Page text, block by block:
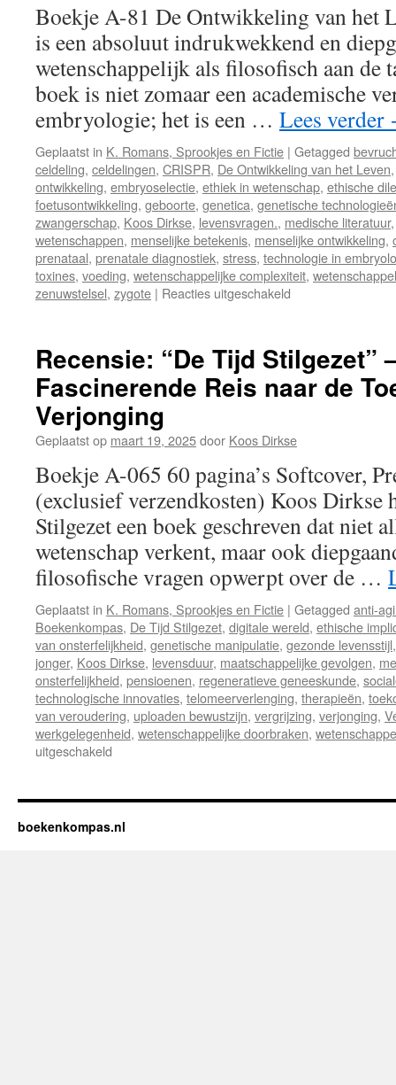
Boekje A-81 De Ontwikkeling van het
is een absoluut indrukwekkend en
wetenschappelijk als filosofisch aan de
boek is niet zomaar een academische
embryologie; het is een … Lees verder
Geplaatst in K. Romans, Sprookjes en Fictie | Getagged
celdeling, celdelingen, CRISPR, De Ontwikkeling van het Leven
ontwikkeling, embryoselectie, ethiek in wetenschap, ethische
foetusontwikkeling, geboorte, genetica, genetische
zwangerschap, Koos Dirkse, levensvragen., medische literatuur
wetenschappen, menselijke betekenis, menselijke ontwikkeling,
prenataal, prenatale diagnostiek, stress, technologie in
toxines, voeding, wetenschappelijke complexiteit,
zenuwstelsel, zygote | Reacties uitgeschakeld
Ontwikkeling
van
het
Leven”
Een
Meesterwerk
van
Wetenschap
en
Filosofie
Recensie: “De Tijd Stilgezet”
Fascinerende Reis naar de
Verjonging
Geplaatst op maart 19, 2025door Koos Dirkse
Boekje A-065 60 pagina’s Softcover,
(exclusief verzendkosten) Koos Dirkse
Stilgezet een boek geschreven dat niet
wetenschap verkent, maar ook
filosofische vragen opwerpt over de …
Geplaatst in K. Romans, Sprookjes en Fictie | Getagged anti-
Boekenkompas, De Tijd Stilgezet, digitale wereld, ethische
van onsterfelijkheid, genetische manipulatie, gezonde levensstijl
jonger, Koos Dirkse, levensduur, maatschappelijke gevolgen,
onsterfelijkheid, pensioenen, regeneratieve geneeskunde,
technologische innovaties, telomeerverlenging, therapieën,
van veroudering, uploaden bewustzijn, vergrijzing, verjonging,
werkgelegenheid, wetenschappelijke doorbraken,
uitgeschakeld
Tijd
Stilgezet”
boekenkompas.nl